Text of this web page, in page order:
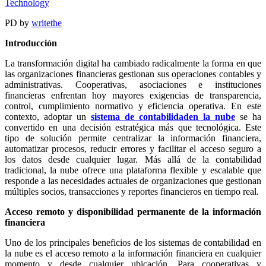
Technology
PD by writethe
Introducción
La transformación digital ha cambiado radicalmente la forma en que
las organizaciones financieras gestionan sus operaciones contables y
administrativas. Cooperativas, asociaciones e instituciones
financieras enfrentan hoy mayores exigencias de transparencia,
control, cumplimiento normativo y eficiencia operativa. En este
contexto, adoptar un sistema de contabilidaden la nube se ha
convertido en una decisión estratégica más que tecnológica. Este
tipo de solución permite centralizar la información financiera,
automatizar procesos, reducir errores y facilitar el acceso seguro a
los datos desde cualquier lugar. Más allá de la contabilidad
tradicional, la nube ofrece una plataforma flexible y escalable que
responde a las necesidades actuales de organizaciones que gestionan
múltiples socios, transacciones y reportes financieros en tiempo real.
Acceso remoto y disponibilidad permanente de la información
financiera
Uno de los principales beneficios de los sistemas de contabilidad en
la nube es el acceso remoto a la información financiera en cualquier
momento y desde cualquier ubicación. Para cooperativas y